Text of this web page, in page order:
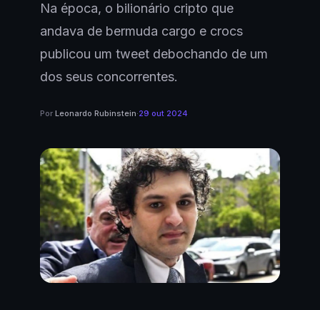
Na época, o bilionário cripto que
andava de bermuda cargo e crocs
publicou um tweet debochando de um
dos seus concorrentes.
Por Leonardo Rubinstein·29 out 2024